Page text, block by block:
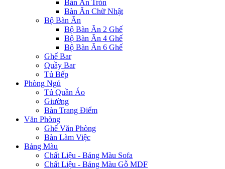
Bàn Ăn Tròn
Bàn Ăn Chữ Nhật
Bộ Bàn Ăn
Bộ Bàn Ăn 2 Ghế
Bộ Bàn Ăn 4 Ghế
Bộ Bàn Ăn 6 Ghế
Ghế Bar
Quầy Bar
Tủ Bếp
Phòng Ngủ
Tủ Quần Áo
Giường
Bàn Trang Điểm
Văn Phòng
Ghế Văn Phòng
Bàn Làm Việc
Bảng Màu
Chất Liệu - Bảng Màu Sofa
Chất Liệu - Bảng Màu Gỗ MDF